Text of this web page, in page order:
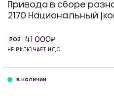
Привода в сборе
2170 Национальный
РОЗ 41 000
НЕ ВКЛЮЧАЕТ НДС
в наличии